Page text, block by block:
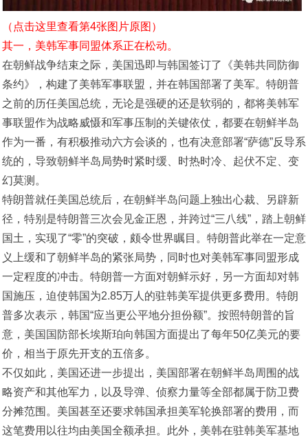
（点击这里查看第4张图片原图）
其一，美韩军事同盟体系正在松动。
在朝鲜战争结束之际，美国迅即与韩国签订了《美韩共同防御
条约》，构建了美韩军事联盟，并在韩国部署了美军。特朗普
之前的历任美国总统，无论是强硬的还是软弱的，都将美韩军
事联盟作为战略威慑和军事压制的关键依仗，都要在朝鲜半岛
作为一番，有积极推动六方会谈的，也有决意部署“萨德”反导系
统的，导致朝鲜半岛局势时紧时缓、时热时冷、起伏不定、变
幻莫测。
特朗普就任美国总统后，在朝鲜半岛问题上独出心裁、另辟新
径，特别是特朗普三次会见金正恩，并跨过“三八线”，踏上朝鲜
国土，实现了“零”的突破，颇令世界瞩目。特朗普此举在一定意
义上缓和了朝鲜半岛的紧张局势，同时也对美韩军事同盟形成
一定程度的冲击。特朗普一方面对朝鲜示好，另一方面却对韩
国施压，迫使韩国为2.85万人的驻韩美军提供更多费用。特朗
普多次表示，韩国“应当更公平地分担份额”。按照特朗普的旨
意，美国国防部长埃斯珀向韩国方面提出了每年50亿美元的要
价，相当于原先开支的五倍多。
不仅如此，美国还进一步提出，美国部署在朝鲜半岛周围的战
略资产和其他军力，以及导弹、侦察力量等全部都属于防卫费
分摊范围。美国甚至还要求韩国承担美军轮换部署的费用，而
这笔费用以往均由美国全额承担。此外，美韩在驻韩美军基地